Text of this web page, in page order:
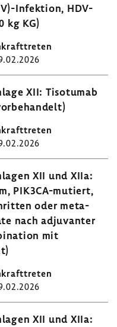
​Infektion, HDV-​
kg KG)
XII: Tiso­tumab
XII und XIIa:
PIK3CA-​mutiert,
oder meta­
nach adju­vanter
mit
XII und XIIa: